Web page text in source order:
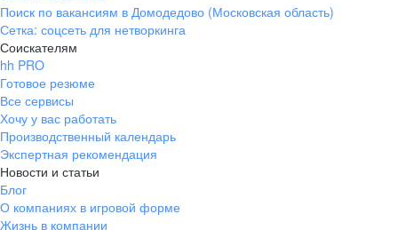
Поиск по вакансиям в Домодедово (Московская область)
Сетка: соцсеть для нетворкинга
Соискателям
hh PRO
Готовое резюме
Все сервисы
Хочу у вас работать
Производственный календарь
Экспертная рекомендация
Новости и статьи
Блог
О компаниях в игровой форме
Жизнь в компании